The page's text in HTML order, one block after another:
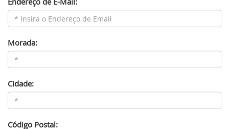
Morada:
Cidade:
Código Postal: